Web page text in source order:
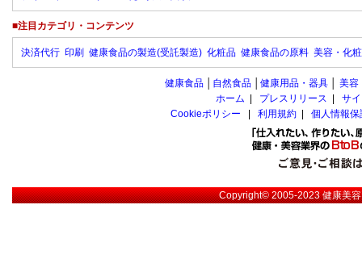
■注目カテゴリ・コンテンツ
決済代行 印刷 健康食品の製造(受託製造) 化粧品 健康食品の原料 美容・化
健康食品 自然食品 健康用品・器具 美容
ホーム
プレスリリース
サ
Cookieポリシー
利用規約 個人情報
Copyright© 2005-2023健康美